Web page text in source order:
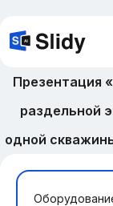
Презентация
раздельной
одной